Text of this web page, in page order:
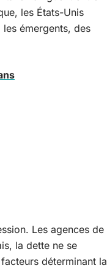
les États-Unis
émergents, des
Les agences de
la dette ne se
déterminant la